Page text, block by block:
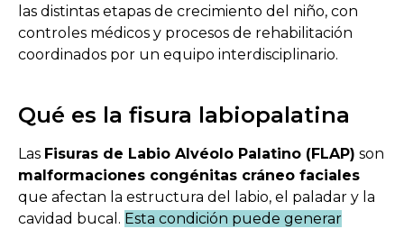
las distintas etapas de crecimiento del niño, con
controles médicos y procesos de rehabilitación
coordinados por un equipo interdisciplinario.
Qué es la fisura labiopalatina
Las Fisuras de Labio Alvéolo Palatino (FLAP) son
malformaciones congénitas cráneo faciales
que afectan la estructura del labio, el paladar y la
cavidad bucal. Esta condición puede generar